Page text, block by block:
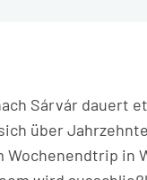
Sárvár dauert
über
in